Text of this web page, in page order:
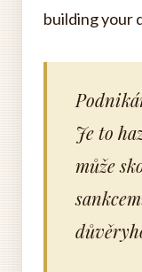
building your
Je to
může